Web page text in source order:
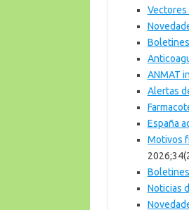
Vectores
ANMAT
Alertas
España
Motivos
Noticias